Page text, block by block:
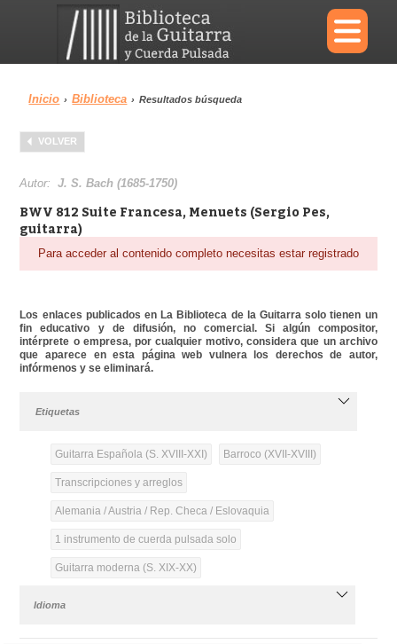
×
Menu
Biblioteca
Área personal Reproductor
Inicio › Biblioteca › Resultados búsqueda
VOLVER
Autor:J. S. Bach (1685-1750)
BWV 812 Suite Francesa, Menuets (Sergio Pes,
guitarra)
Para acceder al contenido completo necesitas estar registrado
Los enlaces publicados en La Biblioteca de la Guitarra solo tienen un
fin educativo y de difusión, no comercial. Si algún compositor,
intérprete o empresa, por cualquier motivo, considera que un archivo
que aparece en esta página web vulnera los derechos de autor,
infórmenos y se eliminará.
Etiquetas
Guitarra Española (S. XVIII-XXI) Barroco (XVII-XVIII)
Transcripciones y arreglos
Alemania / Austria / Rep. Checa / Eslovaquia
1 instrumento de cuerda pulsada solo
Guitarra moderna (S. XIX-XX)
Idioma